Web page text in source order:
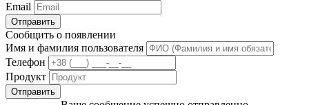
Email
Отправить
Сообщить о появлении
Имя и фамилия пользователя
Телефон
Продукт
Отправить